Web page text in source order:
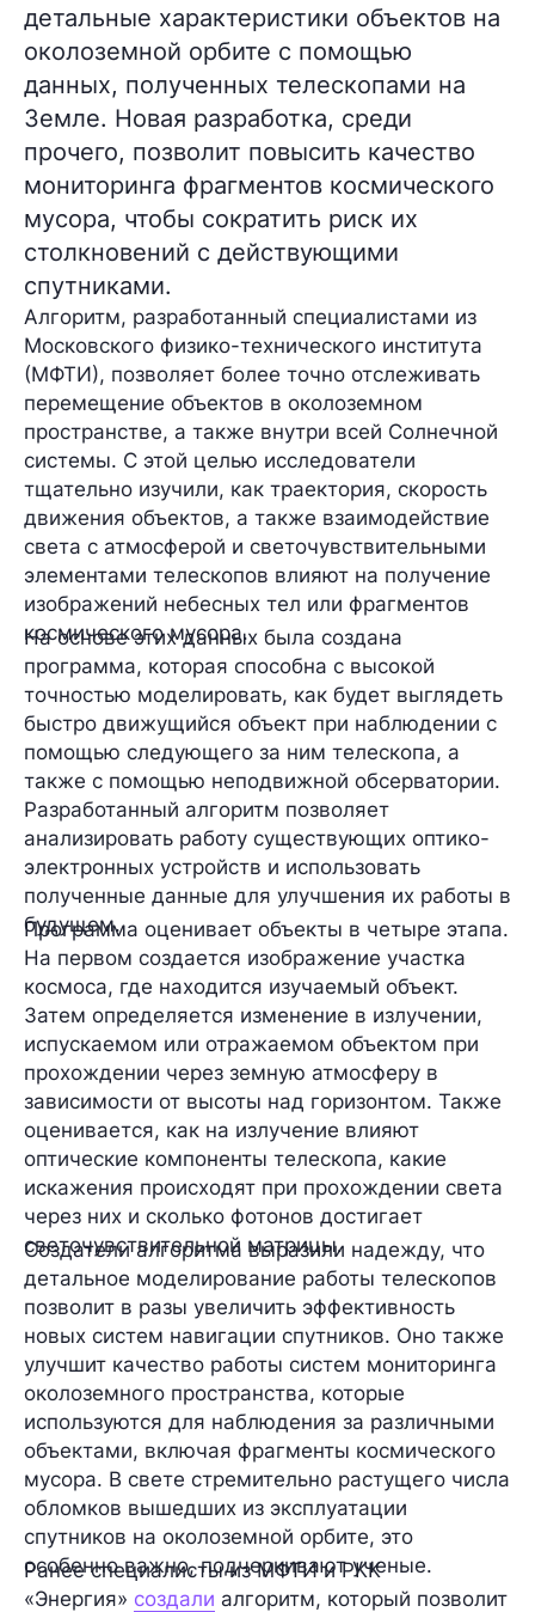
детальные характеристики объектов на
околоземной орбите с помощью
данных, полученных телескопами на
Земле. Новая разработка, среди
прочего, позволит повысить качество
мониторинга фрагментов космического
мусора, чтобы сократить риск их
столкновений с действующими
спутниками.
Алгоритм, разработанный специалистами из
Московского физико-технического института
(МФТИ), позволяет более точно отслеживать
перемещение объектов в околоземном
пространстве, а также внутри всей Солнечной
системы. С этой целью исследователи
тщательно изучили, как траектория, скорость
движения объектов, а также взаимодействие
света с атмосферой и светочувствительными
элементами телескопов влияют на получение
изображений небесных тел или фрагментов
космического мусора.
На основе этих данных была создана
программа, которая способна с высокой
точностью моделировать, как будет выглядеть
быстро движущийся объект при наблюдении с
помощью следующего за ним телескопа, а
также с помощью неподвижной обсерватории.
Разработанный алгоритм позволяет
анализировать работу существующих оптико-
электронных устройств и использовать
полученные данные для улучшения их работы в
будущем.
Программа оценивает объекты в четыре этапа.
На первом создается изображение участка
космоса, где находится изучаемый объект.
Затем определяется изменение в излучении,
испускаемом или отражаемом объектом при
прохождении через земную атмосферу в
зависимости от высоты над горизонтом. Также
оценивается, как на излучение влияют
оптические компоненты телескопа, какие
искажения происходят при прохождении света
через них и сколько фотонов достигает
светочувствительной матрицы.
Создатели алгоритма выразили надежду, что
детальное моделирование работы телескопов
позволит в разы увеличить эффективность
новых систем навигации спутников. Оно также
улучшит качество работы систем мониторинга
околоземного пространства, которые
используются для наблюдения за различными
объектами, включая фрагменты космического
мусора. В свете стремительно растущего числа
обломков вышедших из эксплуатации
спутников на околоземной орбите, это
особенно важно, подчеркивают ученые.
Ранее специалисты из МФТИ и РКК
«Энергия» создали алгоритм, который позволит